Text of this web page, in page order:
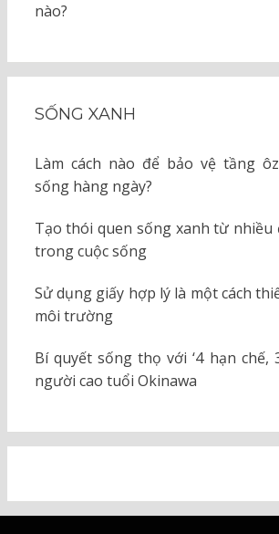
nào?
SỐNG XANH
Làm cách nào để bảo vệ tầng
sống hàng ngày?
Tạo thói quen sống xanh từ nhiều
trong cuộc sống
Sử dụng giấy hợp lý là một cách
môi trường
Bí quyết sống thọ với ‘4 hạn chế,
người cao tuổi Okinawa